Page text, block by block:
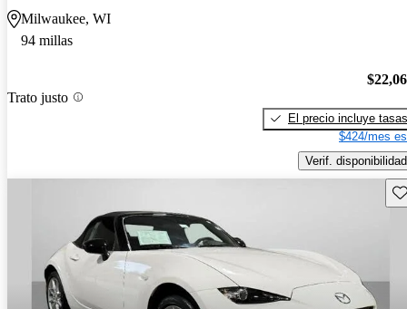
Milwaukee, WI
94 millas
Trato justo
El precio incluye tasas
$424/mes
Verif. disponibilidad